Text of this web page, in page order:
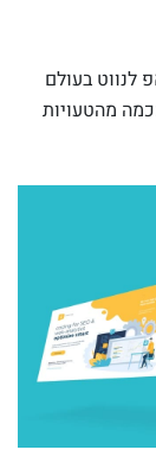
לנווט בעולם
מהטעויות